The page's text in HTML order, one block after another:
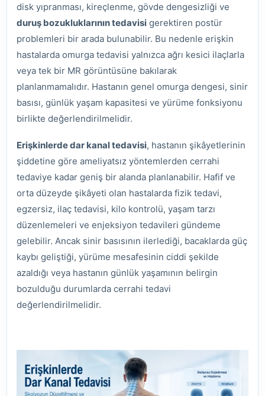
disk yıpranması, kireçlenme, gövde dengesizliği ve
duruş bozukluklarının tedavisi gerektiren postür
problemleri bir arada bulunabilir. Bu nedenle erişkin
hastalarda omurga tedavisi yalnızca ağrı kesici ilaçlarla
veya tek bir MR görüntüsüne bakılarak
planlanmamalıdır. Hastanın genel omurga dengesi, sinir
basısı, günlük yaşam kapasitesi ve yürüme fonksiyonu
birlikte değerlendirilmelidir.
Erişkinlerde dar kanal tedavisi, hastanın şikâyetlerinin
şiddetine göre ameliyatsız yöntemlerden cerrahi
tedaviye kadar geniş bir alanda planlanabilir. Hafif ve
orta düzeyde şikâyeti olan hastalarda fizik tedavi,
egzersiz, ilaç tedavisi, kilo kontrolü, yaşam tarzı
düzenlemeleri ve enjeksiyon tedavileri gündeme
gelebilir. Ancak sinir basısının ilerlediği, bacaklarda güç
kaybı geliştiği, yürüme mesafesinin ciddi şekilde
azaldığı veya hastanın günlük yaşamının belirgin
bozulduğu durumlarda cerrahi tedavi
değerlendirilmelidir.